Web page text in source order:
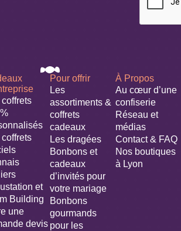
coffrets
coffrets
et
Building
une
devis
Pour offrir
Les
assortiments &
coffrets
cadeaux
Les dragées
Bonbons et
cadeaux
d’invités pour
votre mariage​
Bonbons
gourmands
pour les
À Propos
Au cœur d’une
confiserie
Réseau et
médias
Contact & FAQ
Nos boutiques
à Lyon